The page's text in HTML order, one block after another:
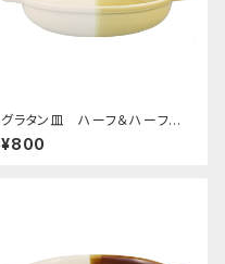
グラタン皿 ハーフ＆ハーフ
イエロー
¥800